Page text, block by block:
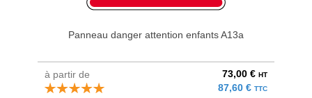
Panneau danger attention enfants A13a
à partir de 73,00 € HT
87,60 € TTC